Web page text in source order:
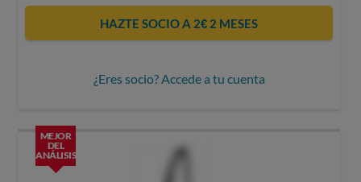
HAZTE SOCIO A 2€ 2 MESES
¿Eres socio? Accede a tu cuenta
MEJOR
DEL
ANÁLISIS